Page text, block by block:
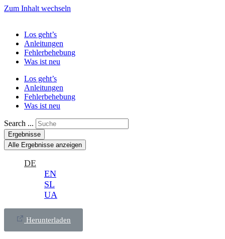
Zum Inhalt wechseln
Los geht’s
Anleitungen
Fehlerbehebung
Was ist neu
Los geht’s
Anleitungen
Fehlerbehebung
Was ist neu
Search ...
Ergebnisse
Alle Ergebnisse anzeigen
DE
EN
SL
UA
Herunterladen